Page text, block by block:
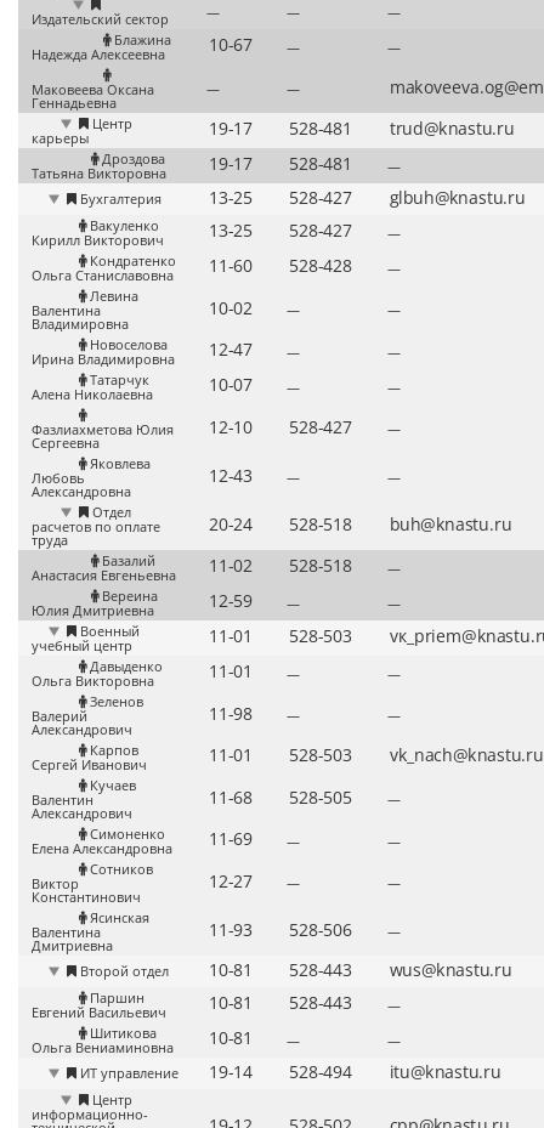
Издательский сектор — —
—
Блажина
Надежда Алексеевна
— —
Маковеева Оксана
Геннадьевна
—
—
Центр
карьеры
Дроздова
Татьяна Викторовна
—
Бухгалтерия
Вакуленко
Кирилл Викторович
—
Кондратенко
Ольга Станиславовна
—
Левина
Валентина
Владимировна
—
—
Новоселова
Ирина Владимировна
—
—
Татарчук
Алена Николаевна
— —
Фазлиахметова Юлия
Сергеевна
—
Яковлева
Любовь
Александровна
—
—
Отдел
расчетов по оплате
труда
Базалий
Анастасия Евгеньевна
—
Вереина
Юлия Дмитриевна
—
—
Военный
учебный центр
Давыденко
Ольга Викторовна
—
—
Зеленов
Валерий
Александрович
—
—
Карпов
Сергей Иванович
Кучаев
Валентин
Александрович
—
Симоненко
Елена Александровна
—
—
Сотников
Виктор
Константинович
—
—
Ясинская
Валентина
Дмитриевна
—
Второй отдел
Паршин
Евгений Васильевич
—
Шитикова
Ольга Вениаминовна
—
—
ИТ управление
Центр
информационно-